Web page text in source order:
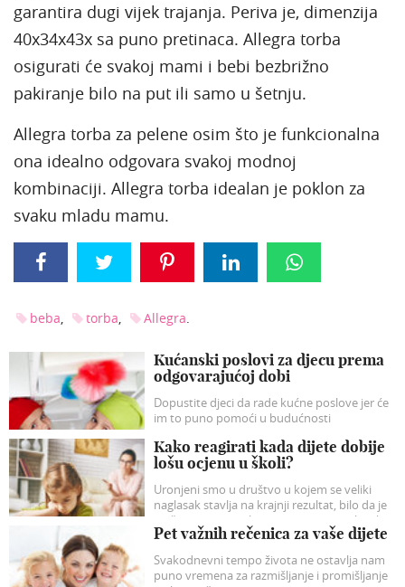
garantira dugi vijek trajanja. Periva je, dimenzija
40x34x43x sa puno pretinaca. Allegra torba
osigurati će svakoj mami i bebi bezbrižno
pakiranje bilo na put ili samo u šetnju.
Allegra torba za pelene osim što je funkcionalna
ona idealno odgovara svakoj modnoj
kombinaciji. Allegra torba idealan je poklon za
svaku mladu mamu.
beba torba Allegra
Kućanski poslovi za djecu prema
odgovarajućoj dobi
Dopustite djeci da rade kućne poslove jer će
im to puno pomoći u budućnosti
Kako reagirati kada dijete dobije
lošu ocjenu u školi?
Uronjeni smo u društvo u kojem se veliki
naglasak stavlja na krajnji rezultat, bilo da je
riječ o ocjeni, rezultatu na natjecanju ili pak
poslovnom uspjehu.
Pet važnih rečenica za vaše dijete
Svakodnevni tempo života ne ostavlja nam
puno vremena za razmišljanje i promišljanje